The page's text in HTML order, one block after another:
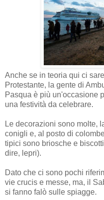
Anche se in teoria qui ci
Protestante, la gente di
Pasqua è più un'occasione
una festività da celebrare.
Le decorazioni sono molte,
conigli e, al posto di
tipici sono briosche e
dire, lepri).
Dato che ci sono pochi
vie crucis e messe, ma, il
si fanno falò sulle spiagge.